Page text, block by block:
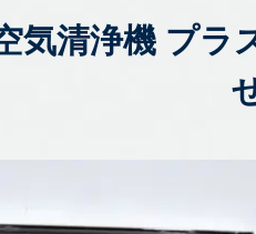
気清浄機 プラ